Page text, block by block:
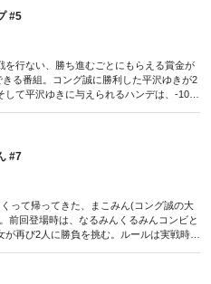
#5
行ない、勝ち進むごとにもらえる賞金が
る番組。コング誠に勝利した平沢ゆきが2
て平沢ゆきに与えられるハンデは、-1000
。今の彼女ならば平沢の勝利は確実か!?
、番組的にもそろそろ勝ち抜いて欲しい
に収録されたものです／2019年6月29日発
#7
って帰ってきた、まこみん(コング誠の大
前回登場時は、なるみんくるみんコンビと
再び2人に勝負を挑む。ルールは実戦時間
バケモノ｣を今度こそ完全退治できるか!?
に収録されたものです／2019年6月29日発